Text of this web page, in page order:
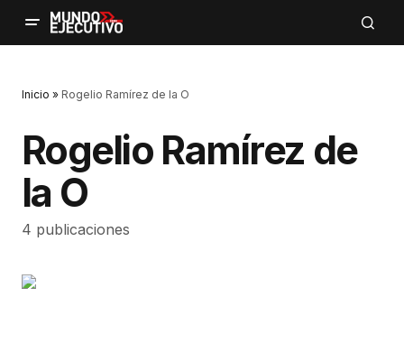
Inicio » Rogelio Ramírez de la O
Rogelio Ramírez de
la O
4 publicaciones